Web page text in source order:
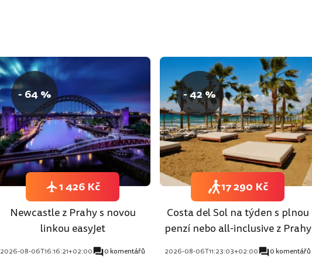
- 64 %
Newcastle z Prahy s novou
linkou easyJet
2026-08-06T16:16:21+02:00 0 komentářů
1 426 Kč
- 42 %
Costa del Sol na týden s plnou
penzí nebo all-inclusive z Prahy
2026-08-06T11:23:03+02:00 0 komentářů
17 290 Kč